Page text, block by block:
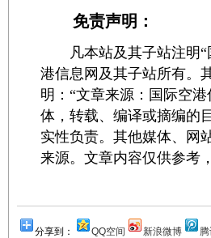
免责声明：
凡本站及其子站注明“
港信息网及其子站所有。
明：“文章来源：国际空
体，转载、编译或摘编的
实性负责。其他媒体、网
来源。文章内容仅供参考
分享到： QQ空间 新浪微博